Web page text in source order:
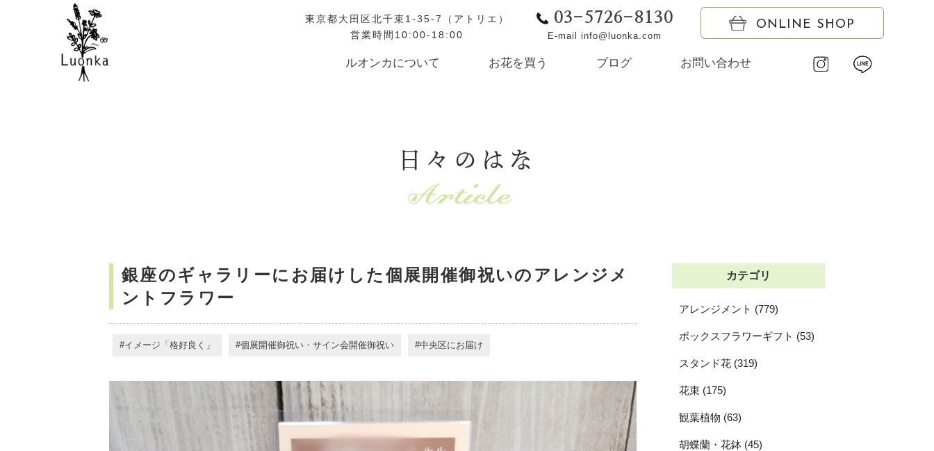
東京都大田区北千束1-35-7（アトリエ）
営業時間10:00-18:00
03-5726-8130
E-mail info@luonka.com
ONLINE SHOP
ルオンカについて お花を買う ブログ お問い合わせ
日々のはな
銀座のギャラリーにお届けした個展開催御祝いのアレンジメ
ントフラワー
イメージ「格好良く」 個展開催御祝い・サイン会開催御祝い 中央区にお届け
カテゴリ
アレンジメント (779)
ボックスフラワーギフト (53)
スタンド花 (319)
花束 (175)
観葉植物 (63)
胡蝶蘭・花鉢 (45)